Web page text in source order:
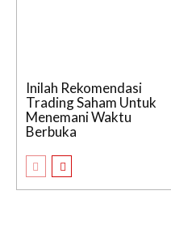
Inilah Rekomendasi
Trading Saham Untuk
Menemani Waktu
Berbuka